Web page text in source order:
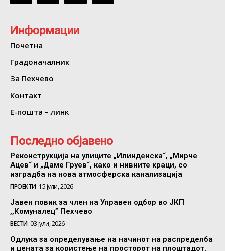
Информации
Почетна
Градоначалник
За Пехчево
Контакт
Е-пошта – линк
Последно објавено
Реконструкција на улиците „Илинденска“, „Мирче
Ацев“ и „Даме Груев“, како и нивните краци, со
изградба на нова атмосферска канализација
ПРОЕКТИ 15 јули, 2026
Јавен повик за член на Управен одбор во ЈКП
,,Комуналец” Пехчево
ВЕСТИ 03 јули, 2026
Одлука за определување на начинот на распределба
и цената за користење на просторот на плоштадот,